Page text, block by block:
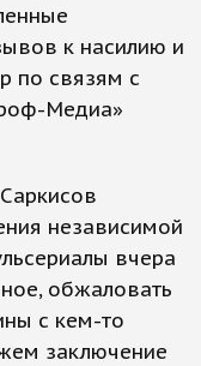
к насилию и
по связям с
Медиа»
независимой
вчера
обжаловать
с кем-то
заключение